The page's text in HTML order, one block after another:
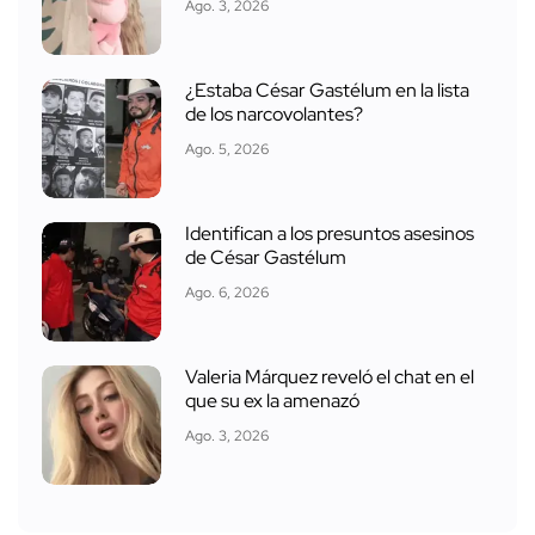
Ago. 3, 2026
¿Estaba César Gastélum en la lista
de los narcovolantes?
Ago. 5, 2026
Identifican a los presuntos asesinos
de César Gastélum
Ago. 6, 2026
Valeria Márquez reveló el chat en el
que su ex la amenazó
Ago. 3, 2026